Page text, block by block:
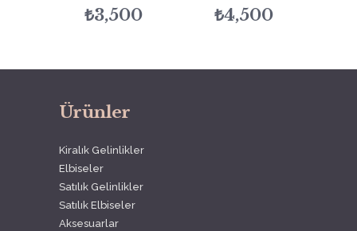
₺3,500 ₺4,500
Ürünler
Kiralık Gelinlikler
Elbiseler
Satılık Gelinlikler
Satılık Elbiseler
Aksesuarlar